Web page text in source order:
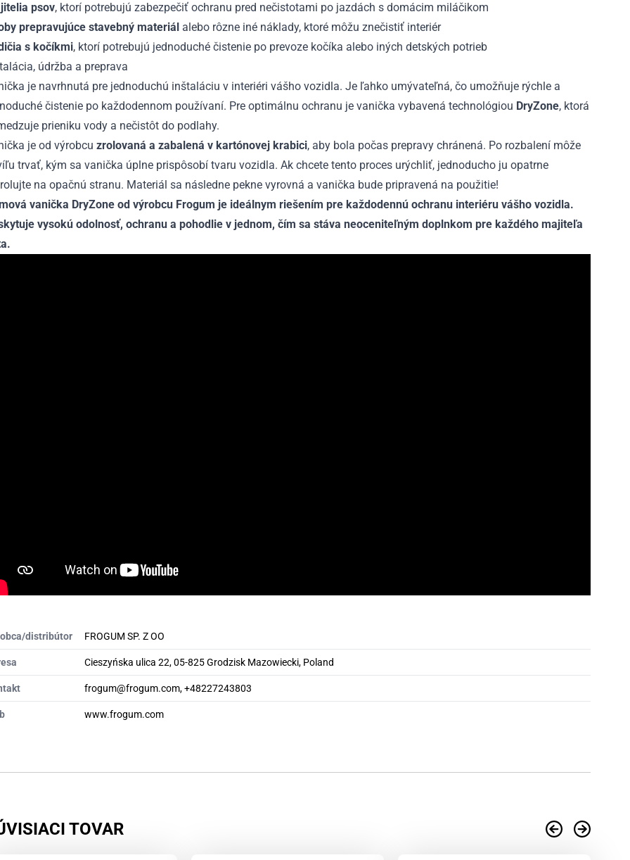
psov, ktorí potrebujú zabezpečiť ochranu pred nečistotami po jazdách s domácim miláčikom
prepravujúce stavebný materiál alebo rôzne iné náklady, ktoré môžu znečistiť interiér
s kočíkmi, ktorí potrebujú jednoduché čistenie po prevoze kočíka alebo iných detských potrieb
údržba a preprava
je navrhnutá pre jednoduchú inštaláciu v interiéri vášho vozidla. Je ľahko umývateľná, čo umožňuje rýchle a
čistenie po každodennom používaní. Pre optimálnu ochranu je vanička vybavená technológiou DryZone, ktorá
prieniku vody a nečistôt do podlahy.
je od výrobcu zrolovaná a zabalená v kartónovej krabici, aby bola počas prepravy chránená. Po rozbalení môže
trvať, kým sa vanička úplne prispôsobí tvaru vozidla. Ak chcete tento proces urýchliť, jednoducho ju opatrne
na opačnú stranu. Materiál sa následne pekne vyrovná a vanička bude pripravená na použitie!
vanička DryZone od výrobcu Frogum je ideálnym riešením pre každodennú ochranu interiéru vášho vozidla.
vysokú odolnosť, ochranu a pohodlie v jednom, čím sa stáva neoceniteľným doplnkom pre každého majiteľa
distribútor FROGUM SP. Z OO
Cieszyńska ulica 22, 05-825 Grodzisk Mazowiecki, Poland
frogum@frogum.com, +48227243803
www.frogum.com
TOVAR